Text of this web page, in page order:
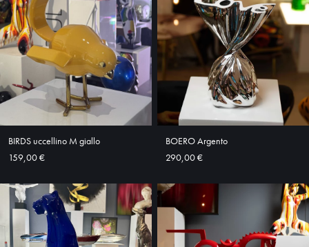
HOME
ABOUT
SHOP
BIRDS uccellino M giallo
159,00 €
BOERO Argento
290,00 €